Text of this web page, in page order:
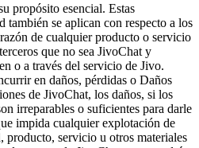
propósito esencial. Estas
también se aplican con respecto a los
de cualquier producto o servicio
que no sea JivoChat y
o a través del servicio de Jivo.
en daños, pérdidas o Daños
de JivoChat, los daños, si los
irreparables o suficientes para darle
impida cualquier explotación de
servicio u otros materiales